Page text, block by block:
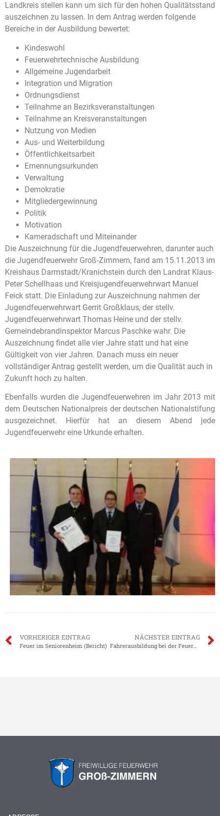
Landkreis stellen kann um sich für den hohen Qualitätsstand
auszeichnen zu lassen. In dem Antrag werden folgende
Bereiche in der Ausbildung bewertet:
Kindeswohl
Feuerwehrtechnische Ausbildung
Allgemeine Jugendarbeit
Integration und Migration
Ordnungsdienst
Teilnahme an Bezirksveranstaltungen
Teilnahme an Kreisveranstaltungen
Nutzung von Medien
Aus- und Weiterbildung
Öffentlichkeitsarbeit
Ernennungsurkunden
Verwaltung
Demokratie
Mitgliedergewinnung
Politik
Motivation
Kameradschaft und Miteinander
Die Auszeichnung für die Jugendfeuerwehren, darunter auch
die Jugendfeuerwehr Groß-Zimmern, fand am 15.11.2013 im
Kreishaus Darmstadt/Kranichstein durch den Landrat Klaus-
Peter Schellhaas und Kreisjugendfeuerwehrwart Manuel
Feick statt. Die Einladung zur Auszeichnung nahmen der
Jugendfeuerwehrwart Gerrit Großklaus, der stellv.
Jugendfeuerwehrwart Thomas Heine und der stellv.
Gemeindebrandinspektor Marcus Paschke wahr. Die
Auszeichnung findet alle vier Jahre statt und hat eine
Gültigkeit von vier Jahren. Danach muss ein neuer
vollständiger Antrag gestellt werden, um die Qualität auch in
Zukunft hoch zu halten.
Ebenfalls wurden die Jugendfeuerwehren im Jahr 2013 mit
dem Deutschen Nationalpreis der deutschen Nationalstifung
ausgezeichnet. Hierfür hat an diesem Abend jede
Jugendfeuerwehr eine Urkunde erhalten.
VORHERIGER EINTRAG
Feuer im Seniorenheim (Bericht)
NÄCHSTER EINTRAG
Fahrerausbildung bei der Feuerwehr (Video)